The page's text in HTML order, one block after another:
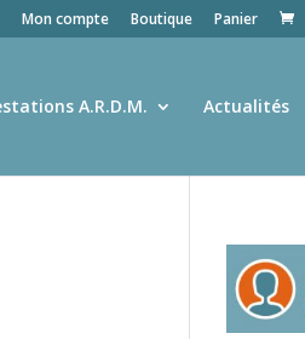
Mon compte Boutique Panier
A.R.D.M. Actualités